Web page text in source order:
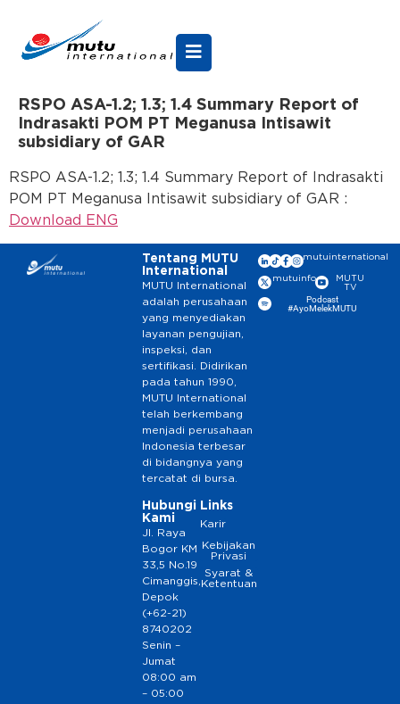
RSPO ASA-1.2; 1.3; 1.4 Summary Report of
Indrasakti POM PT Meganusa Intisawit
subsidiary of GAR
RSPO ASA-1.2; 1.3; 1.4 Summary Report of Indrasakti
POM PT Meganusa Intisawit subsidiary of GAR :
Download ENG
Tentang MUTU
International
MUTU International
adalah perusahaan
yang menyediakan
layanan pengujian,
inspeksi, dan
sertifikasi. Didirikan
pada tahun 1990,
MUTU International
telah berkembang
menjadi perusahaan
Indonesia terbesar
di bidangnya yang
tercatat di bursa.
Hubungi
Kami
Jl. Raya
Bogor KM
33,5 No.19
Cimanggis,
Depok
(+62-21)
8740202
Senin –
Jumat
08:00 am
– 05:00
Links
Karir
Kebijakan
Privasi
Syarat &
Ketentuan
mutuinternational
mutuinfo
MUTU
TV
Podcast
#AyoMelekMUTU